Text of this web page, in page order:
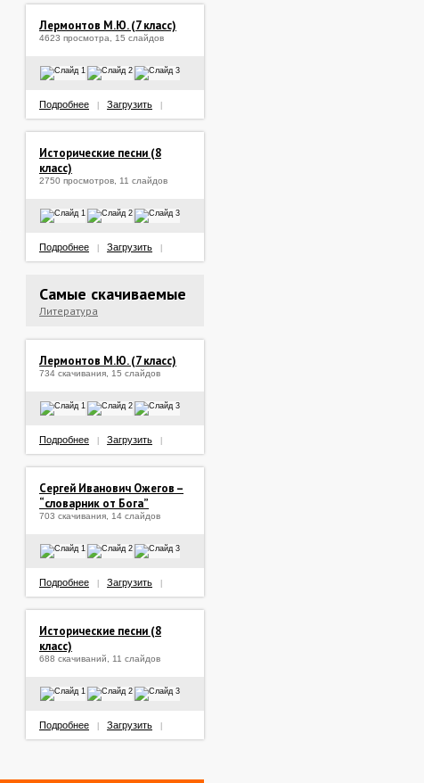
Лермонтов М.Ю. (7 класс)
4623 просмотра, 15 слайдов
Подробнее Загрузить
Исторические песни (8
класс)
2750 просмотров, 11 слайдов
Подробнее Загрузить
Самые скачиваемые
Литература
Лермонтов М.Ю. (7 класс)
734 скачивания, 15 слайдов
Подробнее Загрузить
Сергей Иванович Ожегов –
“словарник от Бога”
703 скачивания, 14 слайдов
Подробнее Загрузить
Исторические песни (8
класс)
688 скачиваний, 11 слайдов
Подробнее Загрузить